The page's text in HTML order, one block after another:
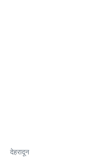
देहरादून